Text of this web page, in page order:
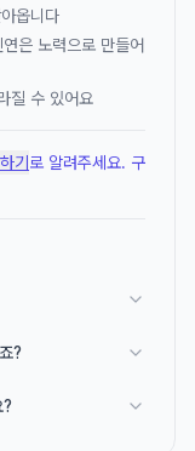
옵니다
은 노력으로 만들어
질 수 있어요
기 로 알려주세요. 구
?
?